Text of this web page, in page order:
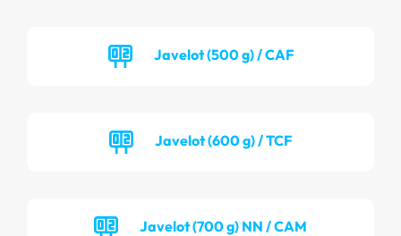
Javelot (500 g) / CAF
Javelot (600 g) / TCF
Javelot (700 g) NN / CAM